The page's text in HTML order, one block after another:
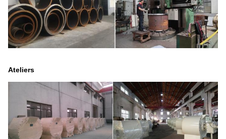
Ateliers